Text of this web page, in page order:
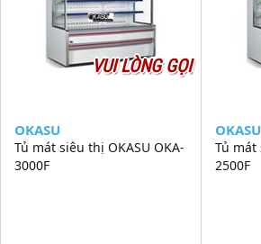
VUI LÒNG GỌI
OKASU
Tủ mát siêu thị OKASU OKA-
3000F
OKASU
Tủ mát
2500F